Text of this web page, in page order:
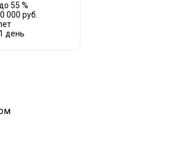
55 %
000 руб.
день